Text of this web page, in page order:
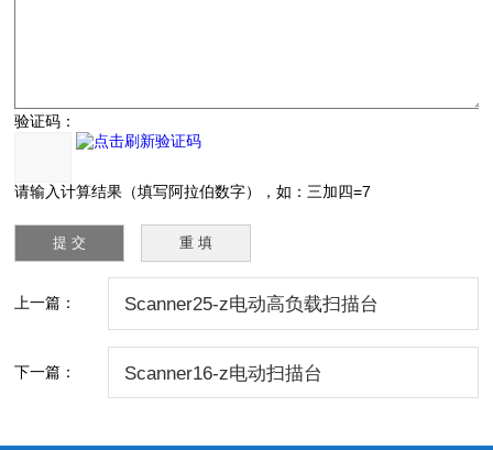
验证码：
请输入计算结果（填写阿拉伯数字），如：三加四=7
上一篇： Scanner25-z电动高负载扫描台
下一篇： Scanner16-z电动扫描台